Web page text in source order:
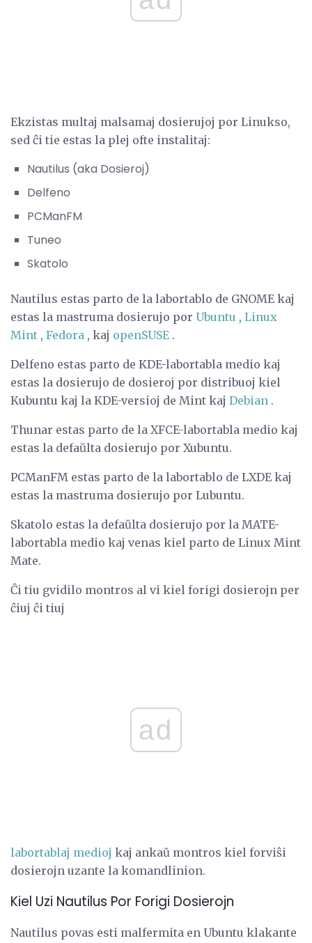
Ekzistas multaj malsamaj dosierujoj por Linukso,
sed ĉi tie estas la plej ofte instalitaj:
Nautilus (aka Dosieroj)
Delfeno
PCManFM
Tuneo
Skatolo
Nautilus estas parto de la labortablo de GNOME kaj
estas la mastruma dosierujo por Ubuntu , Linux
Mint , Fedora , kaj openSUSE .
Delfeno estas parto de KDE-labortabla medio kaj
estas la dosierujo de dosieroj por distribuoj kiel
Kubuntu kaj la KDE-versioj de Mint kaj Debian .
Thunar estas parto de la XFCE-labortabla medio kaj
estas la defaŭlta dosierujo por Xubuntu.
PCManFM estas parto de la labortablo de LXDE kaj
estas la mastruma dosierujo por Lubuntu.
Skatolo estas la defaŭlta dosierujo por la MATE-
labortabla medio kaj venas kiel parto de Linux Mint
Mate.
Ĉi tiu gvidilo montros al vi kiel forigi dosierojn per
ĉiuj ĉi tiuj
ad
labortablaj medioj kaj ankaŭ montros kiel forviŝi
dosierojn uzante la komandlinion.
Kiel Uzi Nautilus Por Forigi Dosierojn
Nautilus povas esti malfermita en Ubuntu klakante